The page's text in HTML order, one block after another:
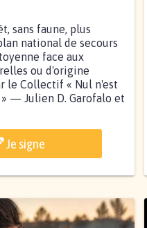
sans faune, plus
national de secours
face aux
ou d'origine
le Collectif « Nul n'est
— Julien D. Garofalo et
Je signe